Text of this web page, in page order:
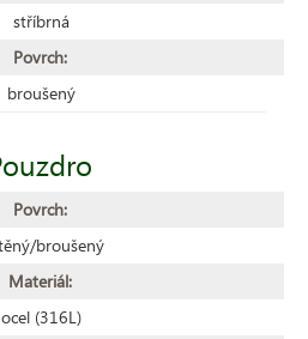
stříbrná
Povrch:
broušený
Povrch:
broušený
Materiál:
ocel (316L)